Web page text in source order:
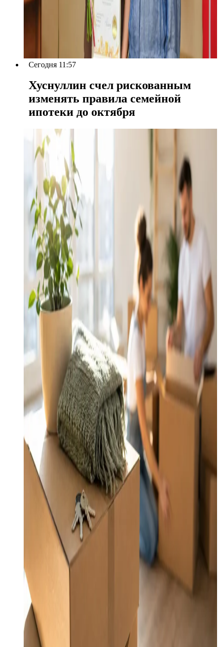
Сегодня 11:57
Хуснуллин счел рискованным
изменять правила семейной
ипотеки до октября